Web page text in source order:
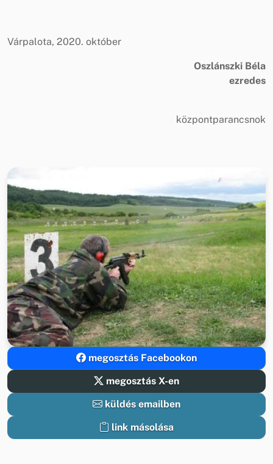
Várpalota, 2020. október
Oszlánszki Béla
ezredes
központparancsnok
megosztás Facebookon
megosztás X-en
küldés emailben
link másolása